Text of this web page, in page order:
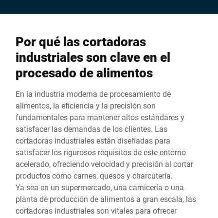
Por qué las cortadoras
industriales son clave en el
procesado de alimentos
En la industria moderna de procesamiento de
alimentos, la eficiencia y la precisión son
fundamentales para mantener altos estándares y
satisfacer las demandas de los clientes. Las
cortadoras industriales están diseñadas para
satisfacer los rigurosos requisitos de este entorno
acelerado, ofreciendo velocidad y precisión al cortar
productos como carnes, quesos y charcutería.
Ya sea en un supermercado, una carnicería o una
planta de producción de alimentos a gran escala, las
cortadoras industriales son vitales para ofrecer